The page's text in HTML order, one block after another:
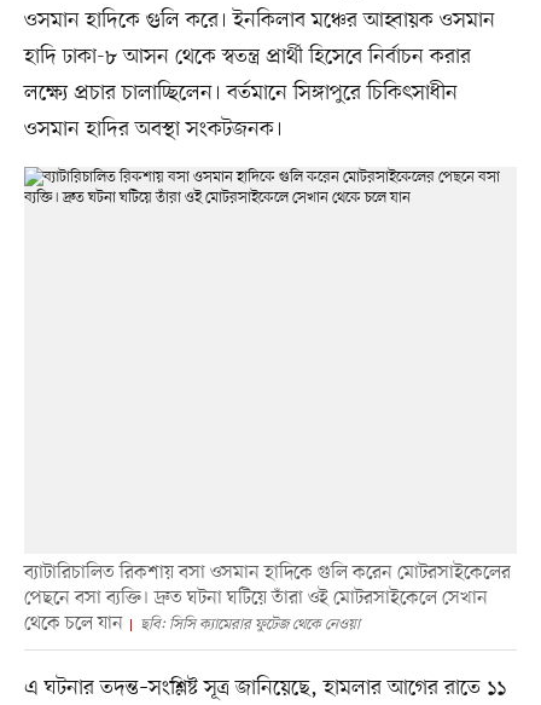
ওসমান হাদিকে গুলি করে। ইনকিলাব মঞ্চের আহ্বায়ক ওসমান
হাদি ঢাকা-৮ আসন থেকে স্বতন্ত্র প্রার্থী হিসেবে নির্বাচন করার
লক্ষ্যে প্রচার চালাচ্ছিলেন। বর্তমানে সিঙ্গাপুরে চিকিৎসাধীন
ওসমান হাদির অবস্থা সংকটজনক।
ব্যাটারিচালিত রিকশায় বসা ওসমান হাদিকে গুলি করেন মোটরসাইকেলের
পেছনে বসা ব্যক্তি। দ্রুত ঘটনা ঘটিয়ে তাঁরা ওই মোটরসাইকেলে সেখান
থেকে চলে যান
ছবি: সিসি ক্যামেরার ফুটেজ থেকে নেওয়া
এ ঘটনার তদন্ত–সংশ্লিষ্ট সূত্র জানিয়েছে, হামলার আগের রাতে ১১